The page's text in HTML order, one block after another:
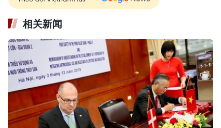
相关新闻